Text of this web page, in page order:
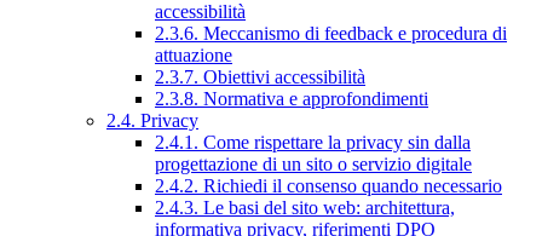
accessibilità
2.3.6. Meccanismo di feedback e procedura di
attuazione
2.3.7. Obiettivi accessibilità
2.3.8. Normativa e approfondimenti
2.4. Privacy
2.4.1. Come rispettare la privacy sin dalla
progettazione di un sito o servizio digitale
2.4.2. Richiedi il consenso quando necessario
2.4.3. Le basi del sito web: architettura,
informativa privacy, riferimenti DPO